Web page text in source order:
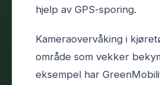
hjelp av GPS-sporing.
Kameraovervåking i
område som vekker
eksempel har